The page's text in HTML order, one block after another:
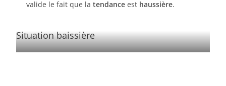
valide le fait que latendance est haussière.
Situation baissière